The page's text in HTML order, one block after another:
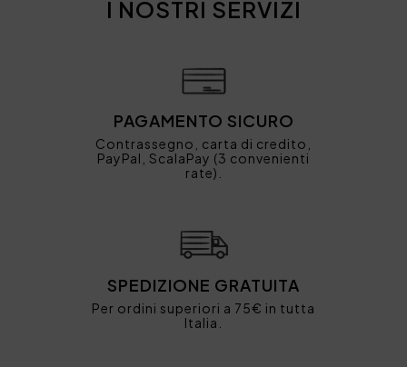
I NOSTRI SERVIZI
PAGAMENTO SICURO
Contrassegno, carta di credito,
PayPal, ScalaPay (3 convenienti
rate).
SPEDIZIONE GRATUITA
Per ordini superiori a 75€ in tutta
Italia.